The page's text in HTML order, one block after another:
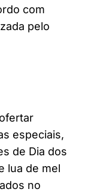
com
pelo
especiais,
de Dia dos
lua de mel
no